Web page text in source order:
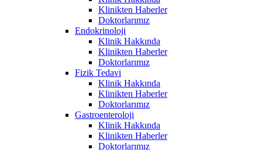
Klinikten Haberler
Doktorlarımız
Endokrinoloji
Klinik Hakkında
Klinikten Haberler
Doktorlarımız
Fizik Tedavi
Klinik Hakkında
Klinikten Haberler
Doktorlarımız
Gastroenteroloji
Klinik Hakkında
Klinikten Haberler
Doktorlarımız